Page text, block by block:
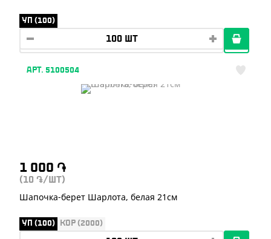
УП (100)
АРТ. 5100504
1 000 ֏
(10 ֏ /ШТ)
Шапочка-берет Шарлота, белая 21см
УП (100) КОР (2000)